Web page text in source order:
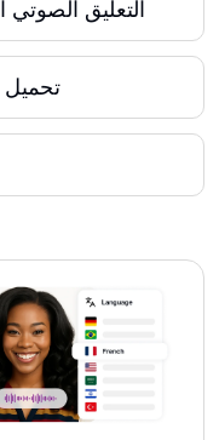
التعليق الصوتي
تحميل